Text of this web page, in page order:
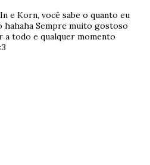
e Korn, você sabe o quanto eu
hahaha Sempre muito gostoso
a todo e qualquer momento